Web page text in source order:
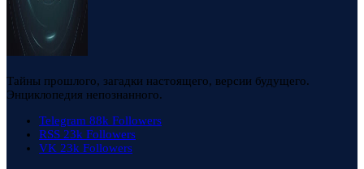
Тайны прошлого, загадки настоящего, версии будущего.
Энциклопедия непознанного.
Telegram 88k Followers
RSS 23k Followers
VK 23k Followers